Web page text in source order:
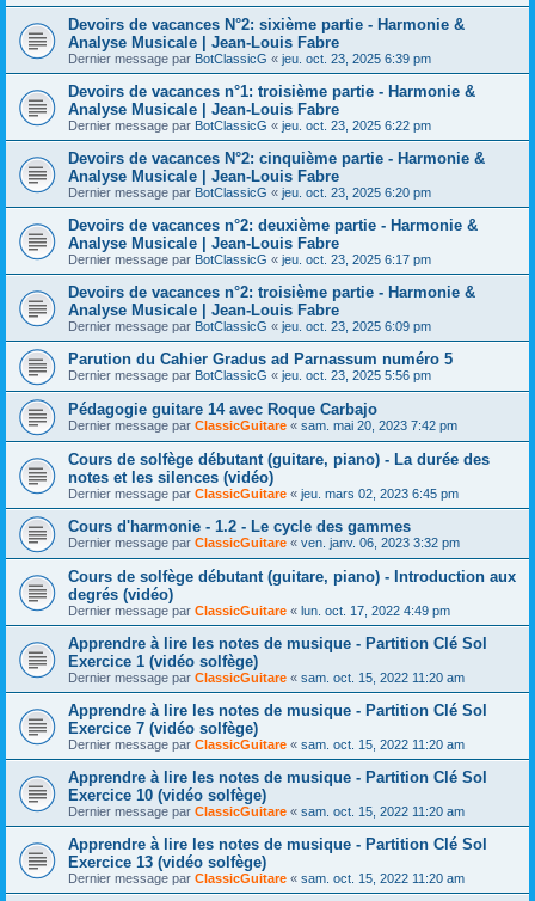
Devoirs de vacances N°2: sixième partie - Harmonie &
Analyse Musicale | Jean-Louis Fabre
Dernier message par BotClassicG « jeu. oct. 23, 2025 6:39 pm
Devoirs de vacances n°1: troisième partie - Harmonie &
Analyse Musicale | Jean-Louis Fabre
Dernier message par BotClassicG « jeu. oct. 23, 2025 6:22 pm
Devoirs de vacances N°2: cinquième partie - Harmonie &
Analyse Musicale | Jean-Louis Fabre
Dernier message par BotClassicG « jeu. oct. 23, 2025 6:20 pm
Devoirs de vacances n°2: deuxième partie - Harmonie &
Analyse Musicale | Jean-Louis Fabre
Dernier message par BotClassicG « jeu. oct. 23, 2025 6:17 pm
Devoirs de vacances n°2: troisième partie - Harmonie &
Analyse Musicale | Jean-Louis Fabre
Dernier message par BotClassicG « jeu. oct. 23, 2025 6:09 pm
Parution du Cahier Gradus ad Parnassum numéro 5
Dernier message par BotClassicG « jeu. oct. 23, 2025 5:56 pm
Pédagogie guitare 14 avec Roque Carbajo
Dernier message par ClassicGuitare « sam. mai 20, 2023 7:42 pm
Cours de solfège débutant (guitare, piano) - La durée des
notes et les silences (vidéo)
Dernier message par ClassicGuitare « jeu. mars 02, 2023 6:45 pm
Cours d'harmonie - 1.2 - Le cycle des gammes
Dernier message par ClassicGuitare « ven. janv. 06, 2023 3:32 pm
Cours de solfège débutant (guitare, piano) - Introduction aux
degrés (vidéo)
Dernier message par ClassicGuitare « lun. oct. 17, 2022 4:49 pm
Apprendre à lire les notes de musique - Partition Clé Sol
Exercice 1 (vidéo solfège)
Dernier message par ClassicGuitare « sam. oct. 15, 2022 11:20 am
Apprendre à lire les notes de musique - Partition Clé Sol
Exercice 7 (vidéo solfège)
Dernier message par ClassicGuitare « sam. oct. 15, 2022 11:20 am
Apprendre à lire les notes de musique - Partition Clé Sol
Exercice 10 (vidéo solfège)
Dernier message par ClassicGuitare « sam. oct. 15, 2022 11:20 am
Apprendre à lire les notes de musique - Partition Clé Sol
Exercice 13 (vidéo solfège)
Dernier message par ClassicGuitare « sam. oct. 15, 2022 11:20 am